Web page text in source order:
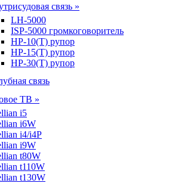
связь »
LH-5000
ISP-5000 громкоговоритель
HP-10(T) рупор
HP-15(T) рупор
HP-30(T) рупор
связь
ТВ »
i5
i6W
i4/i4P
i9W
t80W
t110W
t130W